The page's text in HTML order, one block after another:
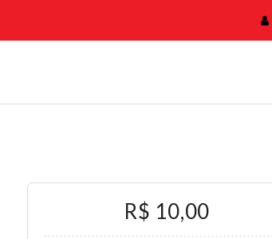
R$ 10,00